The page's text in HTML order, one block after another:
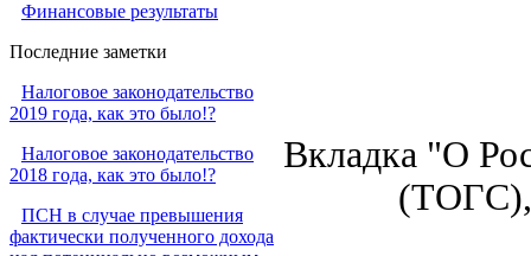
Финансовые результаты
Последние заметки
Налоговое законодательство
2019 года, как это было!?
Налоговое законодательство
2018 года, как это было!?
ПСН в случае превышения
фактически полученного дохода
Вкладка "О
(ТОГС),